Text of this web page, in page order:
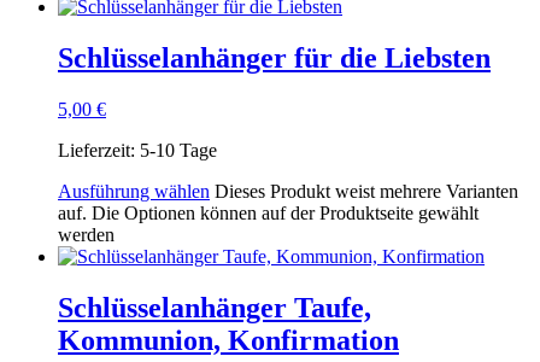
Schlüsselanhänger für die Liebsten
5,00 €
Lieferzeit: 5-10 Tage
Ausführung wählen Dieses Produkt weist mehrere Varianten
auf. Die Optionen können auf der Produktseite gewählt
werden
Schlüsselanhänger Taufe,
Kommunion, Konfirmation